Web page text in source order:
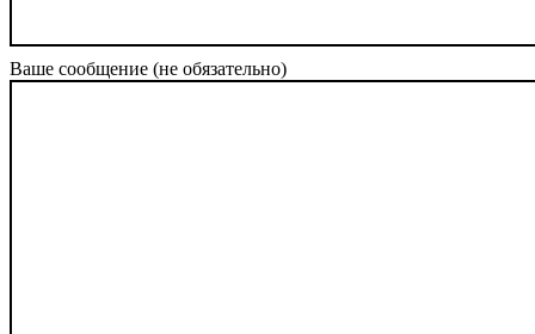
Ваше сообщение (не обязательно)